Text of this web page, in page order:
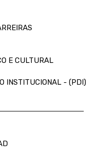
E CULTURAL
INSTITUCIONAL - (PDI)